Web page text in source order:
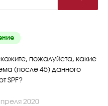
пожалуйста, какие
(после 45) данного
SPF?
2020